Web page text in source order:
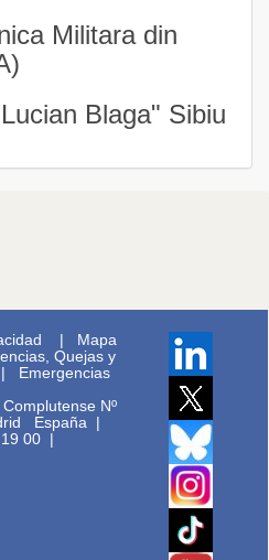
Militara din
Blaga" Sibiu
| Mapa
Quejas y
Emergencias
Complutense Nº
España |
00 |